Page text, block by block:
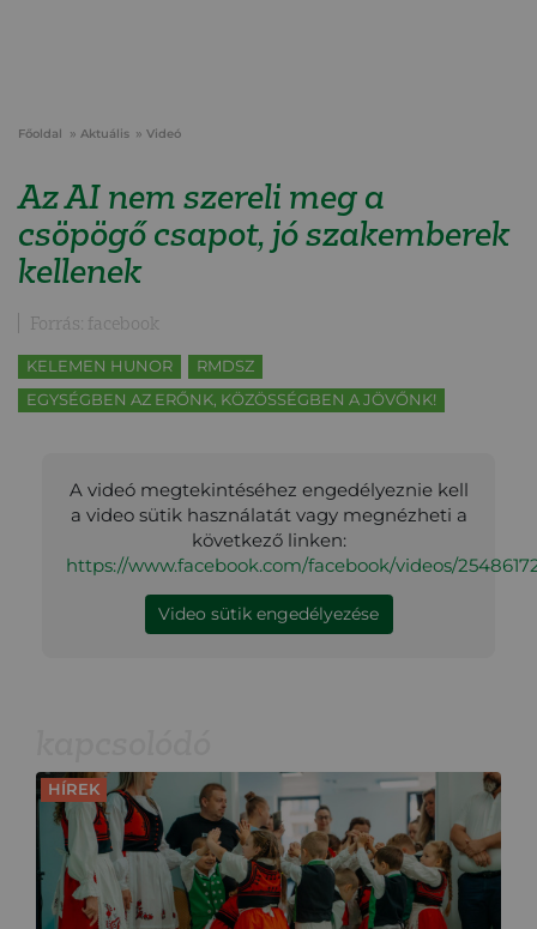
Főoldal Aktuális Videó
Az AI nem szereli meg a
csöpögő csapot, jó szakemberek
kellenek
Forrás: facebook
KELEMEN HUNOR
RMDSZ
EGYSÉGBEN AZ ERŐNK, KÖZÖSSÉGBEN A JÖVŐNK!
A videó megtekintéséhez engedélyeznie kell
a video sütik használatát vagy megnézheti a
következő linken:
https://www.facebook.com/facebook/videos/
Video sütik engedélyezése
HÍREK